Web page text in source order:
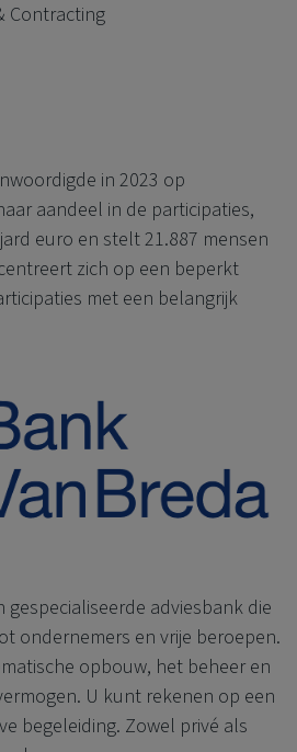
Contracting
in 2023 op
aandeel in de participaties,
euro en stelt 21.887 mensen
zich op een beperkt
met een belangrijk
gespecialiseerde adviesbank die
ondernemers en vrije beroepen.
opbouw, het beheer en
U kunt rekenen op een
begeleiding. Zowel privé als